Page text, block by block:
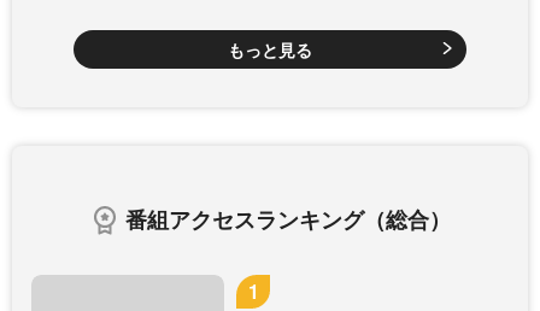
もっと見る
番組アクセスランキング（総合）